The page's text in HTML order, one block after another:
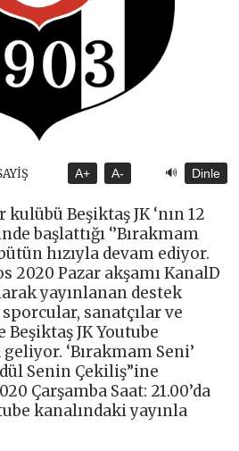
A+ A- 🔊 Dinle
Beşiktaş JK ‘nın 12
başlattığı ‘’Bırakmam
hızıyla devam ediyor.
2020 Pazar akşamı KanalD
yayınlanan destek
sanatçılar ve
JK Youtube
‘Bırakmam Seni’
Senin Çekiliş”ine
Çarşamba Saat: 21.00’da
kanalındaki yayınla